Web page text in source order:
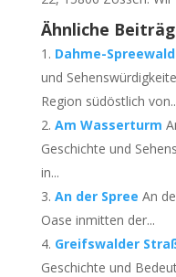
Ähnliche
Dahme-
und
Region südöstlich
Am Wasserturm
Geschichte und
in...
An der Spree An
Oase inmitten der...
Greifswalder
Geschichte und